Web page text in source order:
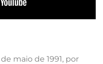
maio de 1991, por